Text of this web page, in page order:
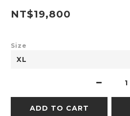
NT$19,800
Size
ADD TO CART